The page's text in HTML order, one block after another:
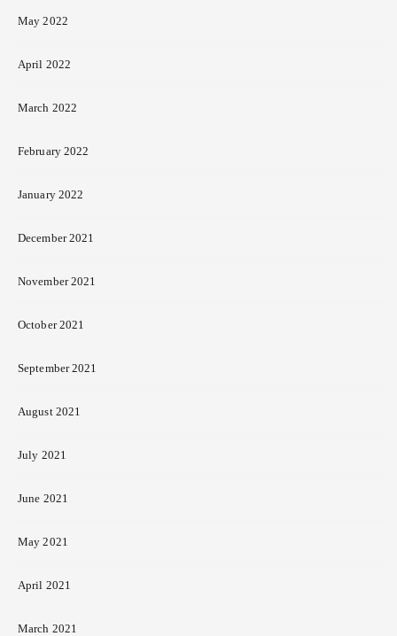
May 2022
April 2022
March 2022
February 2022
January 2022
December 2021
November 2021
October 2021
September 2021
August 2021
July 2021
June 2021
May 2021
April 2021
March 2021